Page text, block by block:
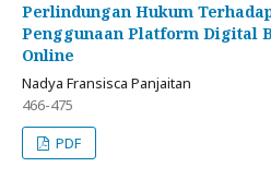
Perlindungan Hukum
Penggunaan Platform Digital
Online
Nadya Fransisca Panjaitan
466-475
PDF